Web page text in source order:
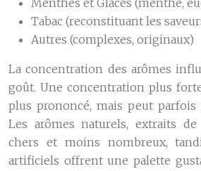
Menthes et Glacés (menthe,
Tabac (reconstituant les
Autres (complexes, originaux)
La concentration des arômes
goût. Une concentration plus
plus prononcé, mais peut
Les arômes naturels, extraits
chers et moins nombreux,
artificiels offrent une palette